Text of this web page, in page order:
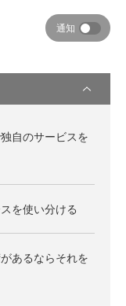
通知
自のサービスを
を使い分ける
あるならそれを